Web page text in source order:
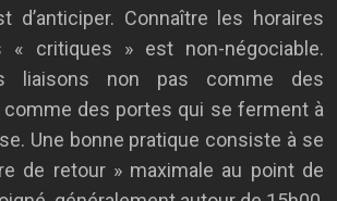
d’anticiper. Connaître les horaires
« critiques » est non-négociable.
liaisons non pas comme des
comme des portes qui se ferment à
Une bonne pratique consiste à se
de retour » maximale au point de